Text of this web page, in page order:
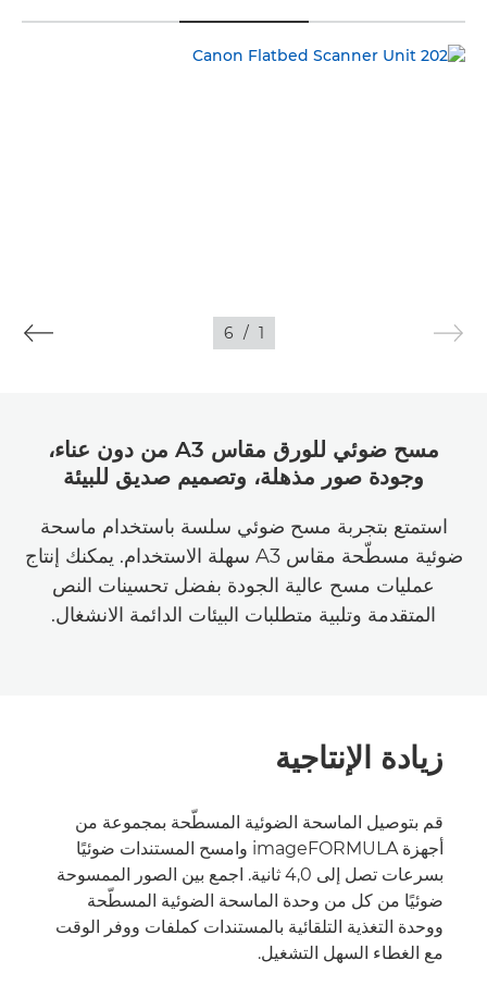
المعرض
1
/
6
مسح ضوئي للورق مقاس A3 من دون عناء،
وجودة صور مذهلة، وتصميم صديق للبيئة
استمتع بتجربة مسح ضوئي سلسة باستخدام ماسحة
ضوئية مسطّحة مقاس A3 سهلة الاستخدام. يمكنك إنتاج
عمليات مسح عالية الجودة بفضل تحسينات النص
المتقدمة وتلبية متطلبات البيئات الدائمة الانشغال.
زيادة الإنتاجية
قم بتوصيل الماسحة الضوئية المسطّحة بمجموعة من
أجهزة imageFORMULA وامسح المستندات ضوئيًا
بسرعات تصل إلى 4,0 ثانية. اجمع بين الصور الممسوحة
ضوئيًا من كل من وحدة الماسحة الضوئية المسطّحة
ووحدة التغذية التلقائية بالمستندات كملفات ووفر الوقت
مع الغطاء السهل التشغيل.